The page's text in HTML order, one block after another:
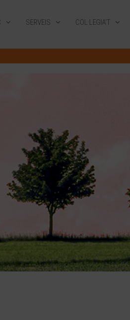
SERVEIS COL·LEGIA’T